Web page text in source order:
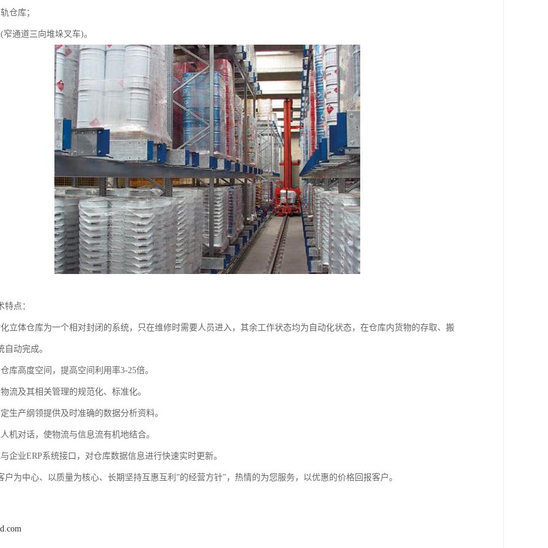
仓库；
通道三向堆垛叉车)。
特点：
立体仓库为一个相对封闭的系统，只在维修时需要人员进入，其余工作状态均为自动化状态，在仓库内货物的存取、搬
自动完成。
库高度空间，提高空间利用率3-25倍。
流及其相关管理的规范化、标准化。
生产纲领提供及时准确的数据分析资料。
机对话，使物流与信息流有机地结合。
企业ERP系统接口，对仓库数据信息进行快速实时更新。
户为中心、以质量为核心、长期坚持互惠互利”的经营方针”，热情的为您服务，以优惠的价格回报客户。